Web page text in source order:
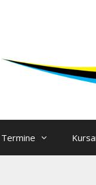
Termine